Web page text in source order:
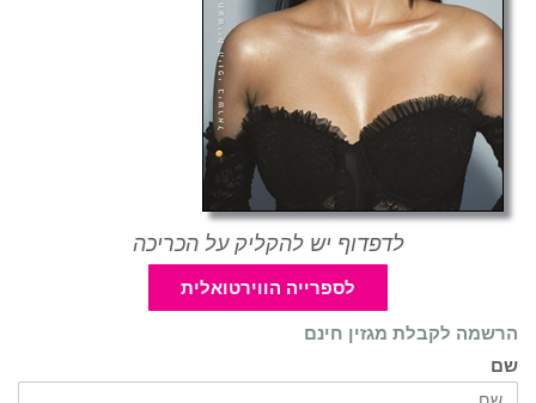
לדפדוף יש להקליק על הכריכה
לספרייה הווירטואלית
הרשמה לקבלת מגזין חינם
שם